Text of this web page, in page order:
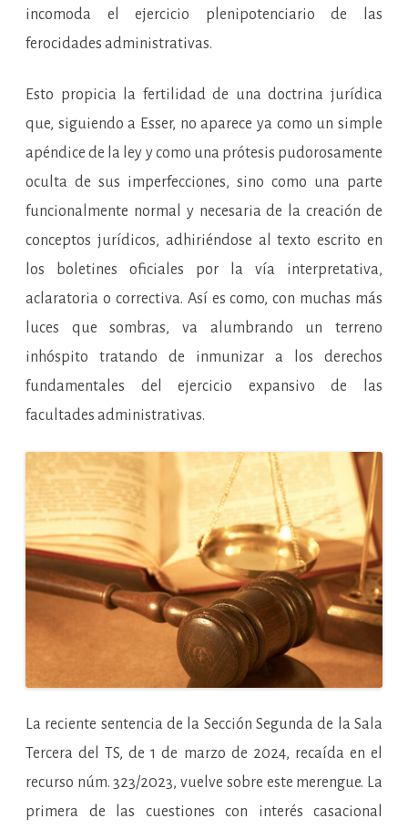
incomoda el ejercicio plenipotenciario de las
ferocidades administrativas.
Esto propicia la fertilidad de una doctrina jurídica
que, siguiendo a Esser, no aparece ya como un simple
apéndice de la ley y como una prótesis pudorosamente
oculta de sus imperfecciones, sino como una parte
funcionalmente normal y necesaria de la creación de
conceptos jurídicos, adhiriéndose al texto escrito en
los boletines oficiales por la vía interpretativa,
aclaratoria o correctiva. Así es como, con muchas más
luces que sombras, va alumbrando un terreno
inhóspito tratando de inmunizar a los derechos
fundamentales del ejercicio expansivo de las
facultades administrativas.
La reciente sentencia de la Sección Segunda de la Sala
Tercera del TS, de 1 de marzo de 2024, recaída en el
recurso núm. 323/2023, vuelve sobre este merengue. La
primera de las cuestiones con interés casacional